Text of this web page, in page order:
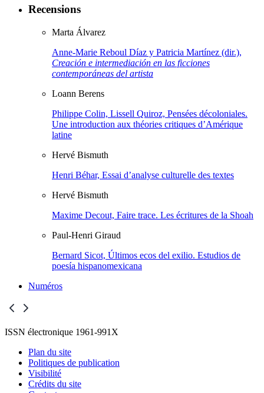
Recensions
Marta Álvarez
Anne-Marie Reboul Díaz y Patricia Martínez (dir.),
Creación e intermediación en las ficciones
contemporáneas del artista
Loann Berens
Philippe Colin, Lissell Quiroz, Pensées décoloniales.
Une introduction aux théories critiques d’Amérique
latine
Hervé Bismuth
Henri Béhar, Essai d’analyse culturelle des textes
Hervé Bismuth
Maxime Decout, Faire trace. Les écritures de la Shoah
Paul-Henri Giraud
Bernard Sicot, Últimos ecos del exilio. Estudios de
poesía hispanomexicana
Numéros
ISSN électronique 1961-991X
Plan du site
Politiques de publication
Visibilité
Crédits du site